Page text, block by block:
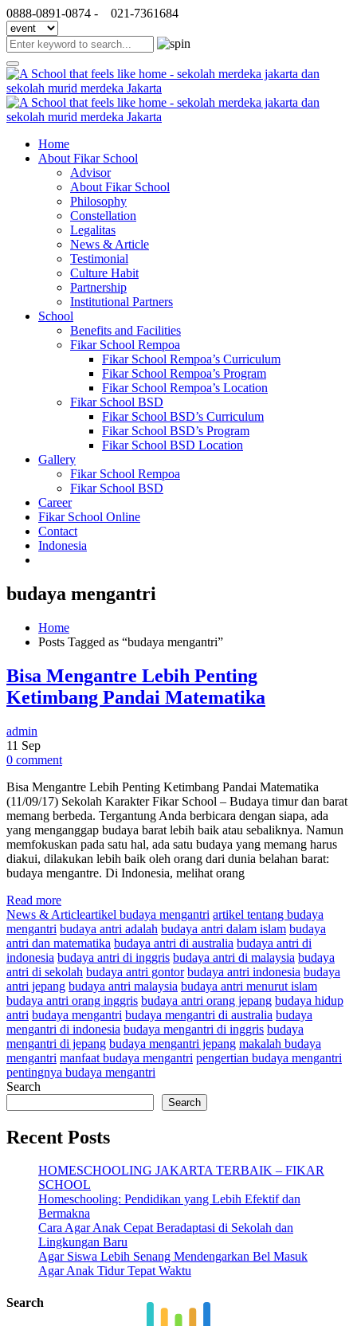
0888-0891-0874 - 021-7361684
Home
About Fikar School
Advisor
About Fikar School
Philosophy
Constellation
Legalitas
News & Article
Testimonial
Culture Habit
Partnership
Institutional Partners
School
Benefits and Facilities
Fikar School Rempoa
Fikar School Rempoa’s Curriculum
Fikar School Rempoa’s Program
Fikar School Rempoa’s Location
Fikar School BSD
Fikar School BSD’s Curriculum
Fikar School BSD’s Program
Fikar School BSD Location
Gallery
Fikar School Rempoa
Fikar School BSD
Career
Fikar School Online
Contact
Indonesia
budaya mengantri
Home
Posts Tagged as “budaya mengantri”
Bisa Mengantre Lebih Penting
Ketimbang Pandai Matematika
admin
11 Sep
0 comment
Bisa Mengantre Lebih Penting Ketimbang Pandai Matematika
(11/09/17) Sekolah Karakter Fikar School – Budaya timur dan barat
memang berbeda. Tergantung Anda berbicara dengan siapa, ada
yang menganggap budaya barat lebih baik atau sebaliknya. Namun
memfokuskan pada satu hal, ada satu budaya yang memang harus
diakui, dilakukan lebih baik oleh orang dari dunia belahan barat:
budaya mengantre. Di Indonesia, melihat orang
Read more
News & Articleartikel budaya mengantri artikel tentang budaya
mengantri budaya antri adalah budaya antri dalam islam budaya
antri dan matematika budaya antri di australia budaya antri di
indonesia budaya antri di inggris budaya antri di malaysia budaya
antri di sekolah budaya antri gontor budaya antri indonesia budaya
antri jepang budaya antri malaysia budaya antri menurut islam
budaya antri orang inggris budaya antri orang jepang budaya hidup
antri budaya mengantri budaya mengantri di australia budaya
mengantri di indonesia budaya mengantri di inggris budaya
mengantri di jepang budaya mengantri jepang makalah budaya
mengantri manfaat budaya mengantri pengertian budaya mengantri
pentingnya budaya mengantri
Search
Search
Recent Posts
HOMESCHOOLING JAKARTA TERBAIK – FIKAR
SCHOOL
Homeschooling: Pendidikan yang Lebih Efektif dan
Bermakna
Cara Agar Anak Cepat Beradaptasi di Sekolah dan
Lingkungan Baru
Agar Siswa Lebih Senang Mendengarkan Bel Masuk
Agar Anak Tidur Tepat Waktu
Search